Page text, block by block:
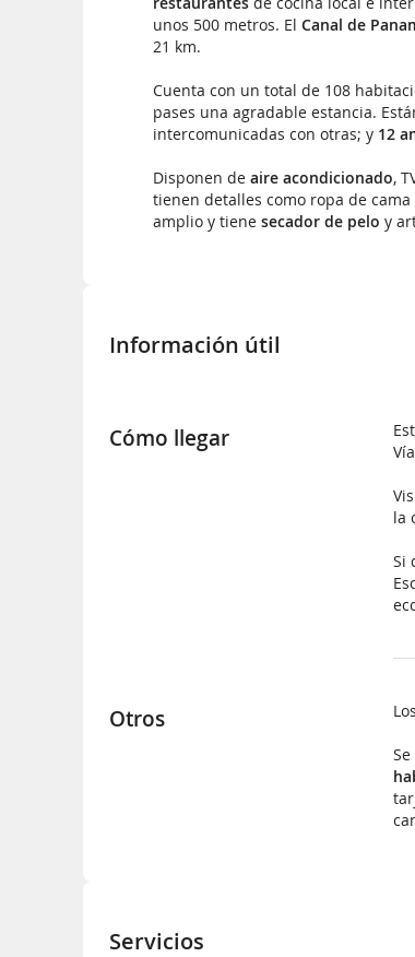
unos 500 metros. El Canal de
21 km.
Cuenta con un total de 108
pases una agradable estancia.
intercomunicadas con otras; y 12
Disponen de aire acondicionado,
tienen detalles como ropa de
amplio y tiene secador de pelo y
Información útil
Cómo llegar
la
Si
Otros
Servicios